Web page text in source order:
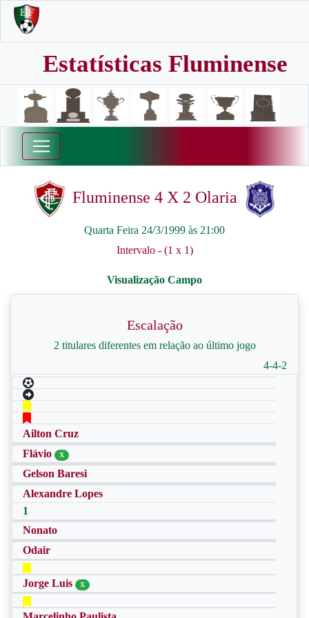
Estatísticas Fluminense
Fluminense 4 X 2 Olaria
Quarta Feira 24/3/1999 às 21:00
Intervalo - (1 x 1)
Escalação
2 titulares diferentes em relação ao último jogo
4-4-2
Ailton Cruz
Flávio
X
Gelson Baresi
Alexandre Lopes
1
Nonato
Odair
Jorge Luis X